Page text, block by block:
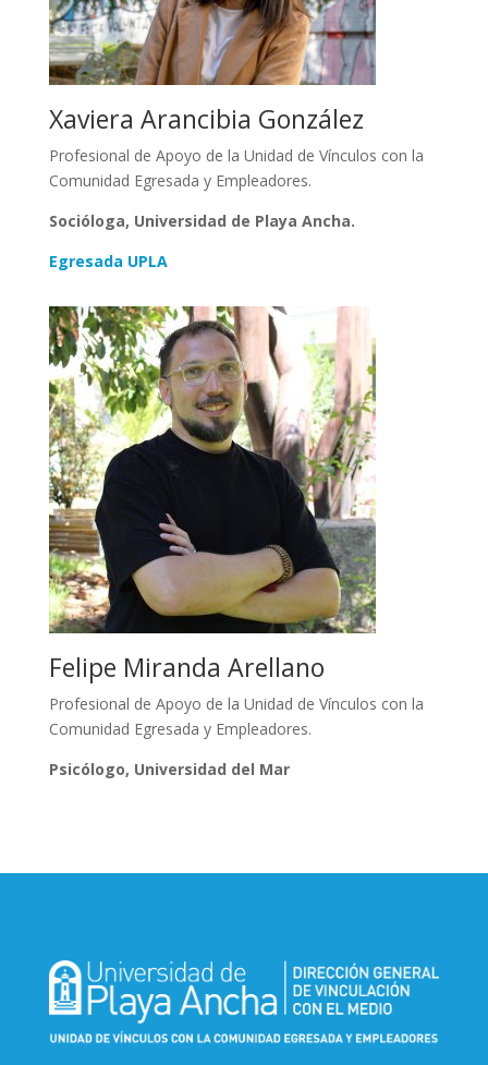
Xaviera Arancibia González
Profesional de Apoyo de la Unidad de Vínculos con la
Comunidad Egresada y Empleadores.
Socióloga, Universidad de Playa Ancha.
Egresada UPLA
Felipe Miranda Arellano
Profesional de Apoyo de la Unidad de Vínculos con la
Comunidad Egresada y Empleadores.
Psicólogo, Universidad del Mar